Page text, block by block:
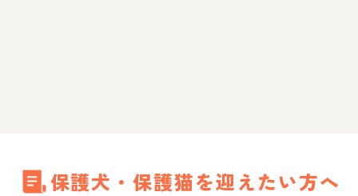
保護犬・保護猫を迎えたい方へ